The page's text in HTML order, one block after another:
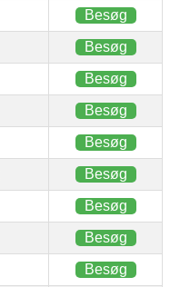
Besøg
Besøg
Besøg
Besøg
Besøg
Besøg
Besøg
Besøg
Besøg